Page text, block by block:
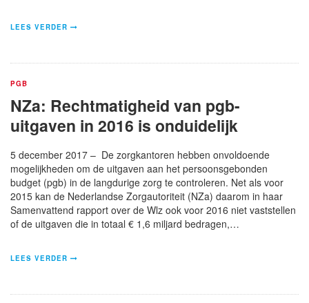
LEES VERDER
PGB
NZa: Rechtmatigheid van pgb-
uitgaven in 2016 is onduidelijk
5 december 2017 – De zorgkantoren hebben onvoldoende
mogelijkheden om de uitgaven aan het persoonsgebonden
budget (pgb) in de langdurige zorg te controleren. Net als voor
2015 kan de Nederlandse Zorgautoriteit (NZa) daarom in haar
Samenvattend rapport over de Wlz ook voor 2016 niet vaststellen
of de uitgaven die in totaal € 1,6 miljard bedragen,…
LEES VERDER